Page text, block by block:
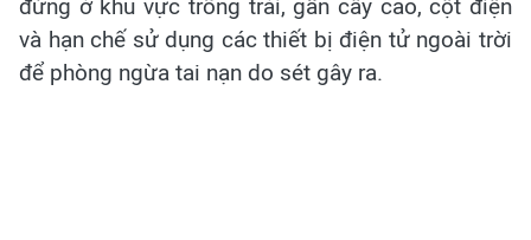
đứng ở khu vực trống trải, gần cây cao, cột điện
và hạn chế sử dụng các thiết bị điện tử ngoài trời
để phòng ngừa tai nạn do sét gây ra.